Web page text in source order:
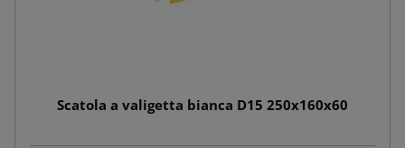
Scatola a valigetta bianca D15 250x160x60